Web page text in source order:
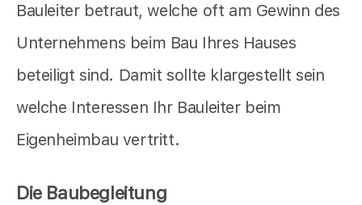
Bauleiter betraut, welche oft am Gewinn des
Unternehmens beim Bau Ihres Hauses
beteiligt sind. Damit sollte klargestellt sein
welche Interessen Ihr Bauleiter beim
Eigenheimbau vertritt.
Die Baubegleitung